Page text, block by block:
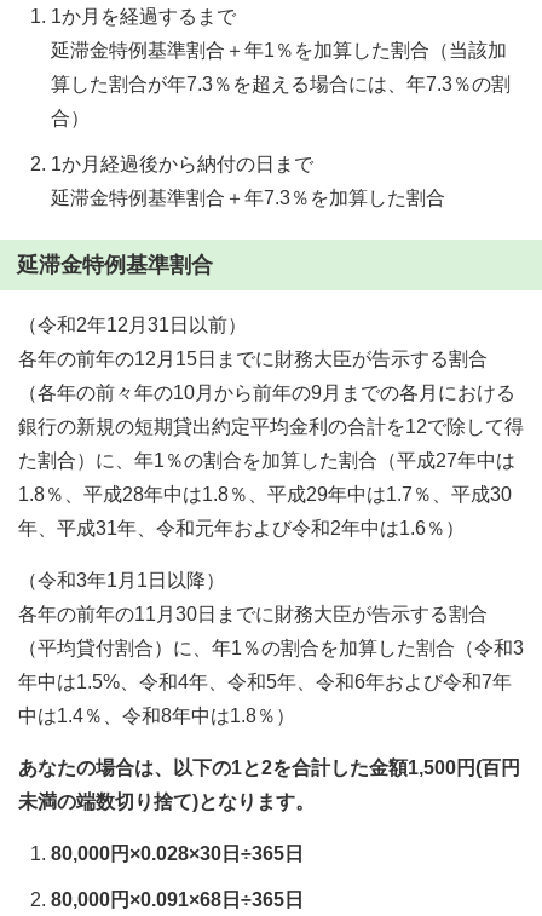
1か月を経過するまで
延滞金特例基準割合＋年1％を加算した割合（当該加
算した割合が年7.3％を超える場合には、年7.3％の割
合）
1か月経過後から納付の日まで
延滞金特例基準割合＋年7.3％を加算した割合
延滞金特例基準割合
（令和2年12月31日以前）
各年の前年の12月15日までに財務大臣が告示する割合
（各年の前々年の10月から前年の9月までの各月における
銀行の新規の短期貸出約定平均金利の合計を12で除して得
た割合）に、年1％の割合を加算した割合（平成27年中は
1.8％、平成28年中は1.8％、平成29年中は1.7％、平成30
年、平成31年、令和元年および令和2年中は1.6％）
（令和3年1月1日以降）
各年の前年の11月30日までに財務大臣が告示する割合
（平均貸付割合）に、年1％の割合を加算した割合（令和3
年中は1.5%、令和4年、令和5年、令和6年および令和7年
中は1.4％、令和8年中は1.8％）
あなたの場合は、以下の1と2を合計した金額1,500円(百円
未満の端数切り捨て)となります。
80,000円×0.028×30日÷365日
80,000円×0.091×68日÷365日